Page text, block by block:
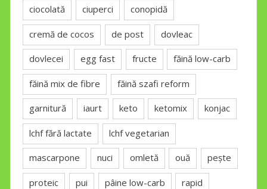
ciocolată ciuperci conopidă
cremă de cocos de post dovleac
dovlecei egg fast fructe făină low-carb
făină mix de fibre făină szafi reform
garnitură iaurt keto ketomix konjac
lchf fără lactate lchf vegetarian
mascarpone nuci omletă ouă pește
proteic pui pâine low-carb rapid